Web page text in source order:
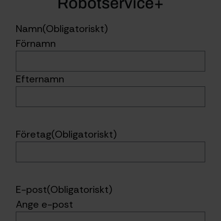
Namn(Obligatoriskt)
Förnamn
Efternamn
Företag(Obligatoriskt)
E-post(Obligatoriskt)
Ange e-post